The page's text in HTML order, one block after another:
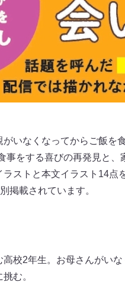
いなくなってからご飯を
事をする喜びの再発見と
ストと本文イラスト14
掲載されています。
校2年生。お母さんがい
む。